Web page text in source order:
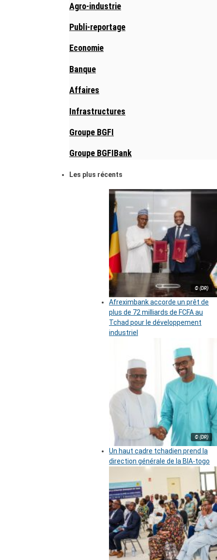
Agro-industrie
Publi-reportage
Economie
Banque
Affaires
Infrastructures
Groupe BGFI
Groupe BGFIBank
Les plus récents
© (DR)
Afreximbank accorde un prêt de
plus de 72 milliards de FCFA au
Tchad pour le développement
industriel
© (DR)
Un haut cadre tchadien prend la
direction générale de la BIA-togo